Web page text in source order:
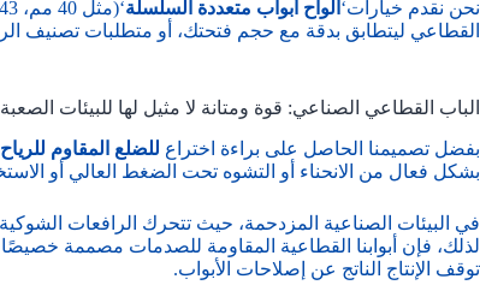
نحن نقدم خيارات‘ ألواح أبواب متعددة السلسلة
القطاعي ليتطابق بدقة مع حجم فتحتك، أو متطلبات تصنيف
الباب القطاعي الصناعي: قوة ومتانة لا مثيل لها للبيئات الصعبة
بفضل تصميمنا الحاصل على براءة اختراع للضلع المقاوم للرياح
بشكل فعال من الانحناء أو التشوه تحت الضغط العالي أو
في البيئات الصناعية المزدحمة، حيث تتحرك الرافعات
توقف الإنتاج الناتج عن إصلاحات الأبواب.